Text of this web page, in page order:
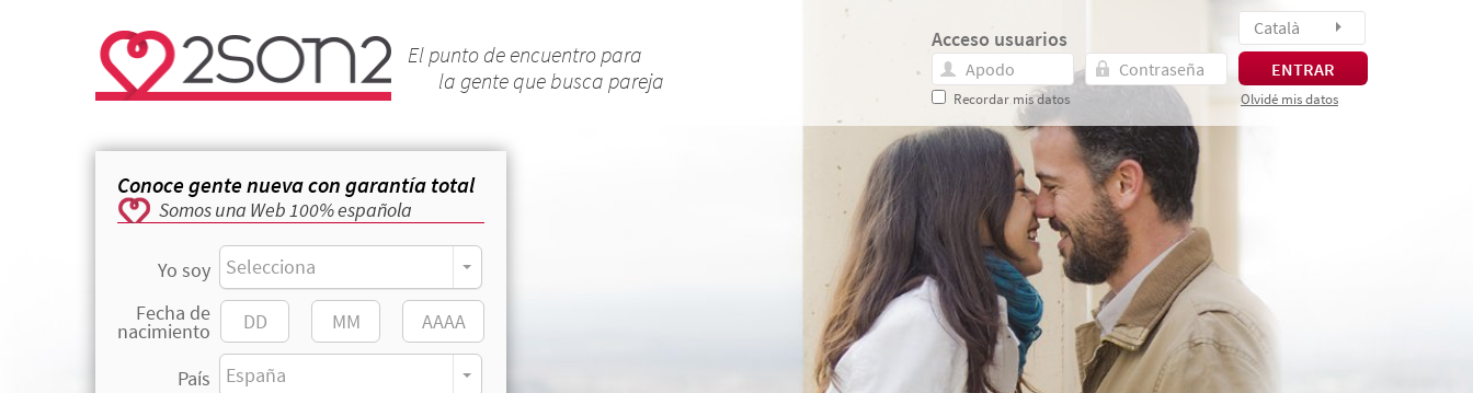
El punto de encuentro para
la gente que busca pareja
Acceso usuarios
Recordar mis datos
Català
ENTRAR
Olvidé mis datos
Conoce gente nueva con garantía total
Somos una Web 100% española
Yo soy
Selecciona
Fecha de
nacimiento
País
España